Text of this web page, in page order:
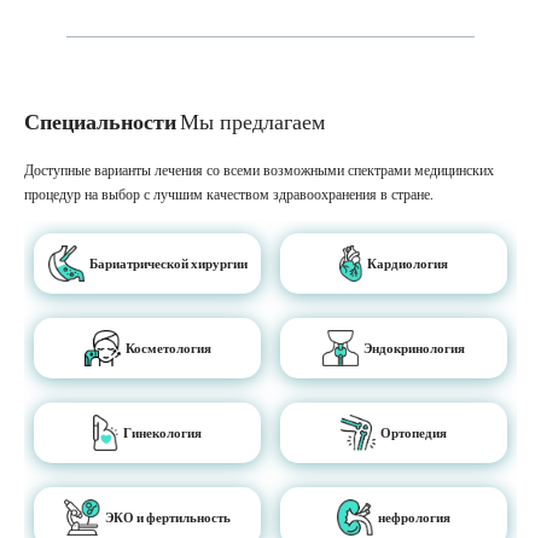
СпециальностиМы предлагаем
Доступные варианты лечения со всеми возможными спектрами медицинских
процедур на выбор с лучшим качеством здравоохранения в стране.
Бариатрической хирургии Кардиология
Косметология Эндокринология
Гинекология Ортопедия
ЭКО и фертильность нефрология